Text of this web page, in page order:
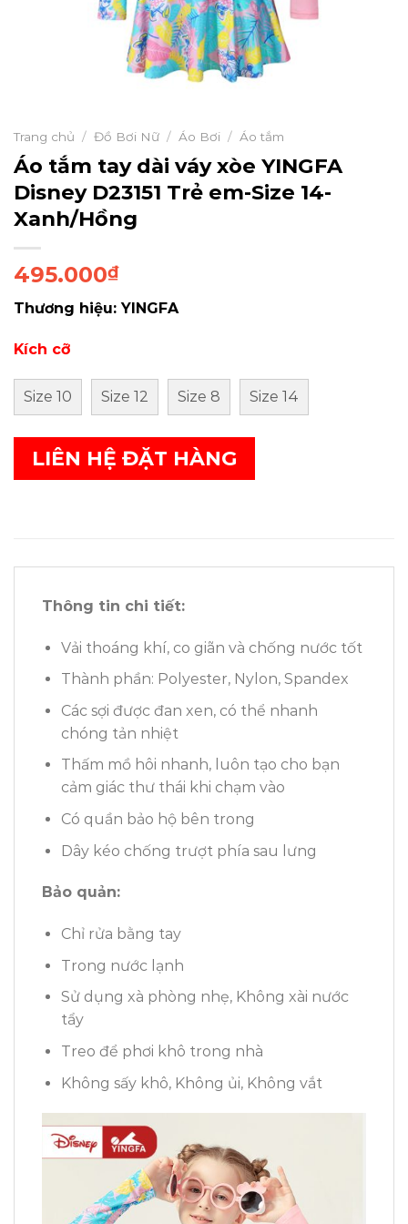
Trang chủ / Đồ Bơi Nữ / Áo Bơi / Áo tắm
Áo tắm tay dài váy xòe YINGFA
Disney D23151 Trẻ em-Size 14-
Xanh/Hồng
495.000₫
Thương hiệu: YINGFA
Kích cỡ
Size 10 Size 12 Size 8 Size 14
LIÊN HỆ ĐẶT HÀNG
Thông tin chi tiết:
Vải thoáng khí, co giãn và chống nước tốt
Thành phần: Polyester, Nylon, Spandex
Các sợi được đan xen, có thể nhanh
chóng tản nhiệt
Thấm mồ hôi nhanh, luôn tạo cho bạn
cảm giác thư thái khi chạm vào
Có quần bảo hộ bên trong
Dây kéo chống trượt phía sau lưng
Bảo quản:
Chỉ rửa bằng tay
Trong nước lạnh
Sử dụng xà phòng nhẹ, Không xài nước
tẩy
Treo để phơi khô trong nhà
Không sấy khô, Không ủi, Không vắt